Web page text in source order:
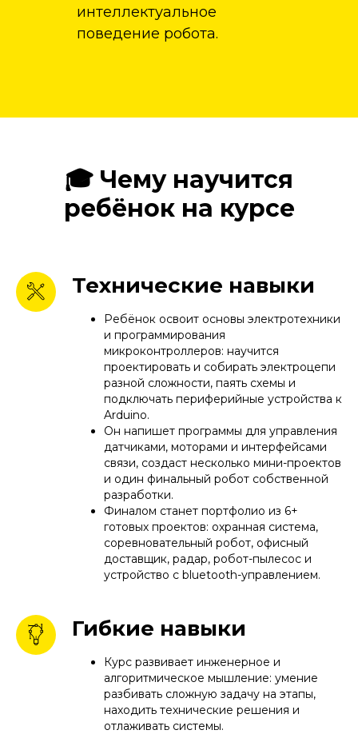
интеллектуальное
поведение робота.
🎓 Чему научится
ребёнок на курсе
Технические навыки
Ребёнок освоит основы электротехники
и программирования
микроконтроллеров: научится
проектировать и собирать электроцепи
разной сложности, паять схемы и
подключать периферийные устройства к
Arduino.
Он напишет программы для управления
датчиками, моторами и интерфейсами
связи, создаст несколько мини-проектов
и один финальный робот собственной
разработки.
Финалом станет портфолио из 6+
готовых проектов: охранная система,
соревновательный робот, офисный
доставщик, радар, робот-пылесос и
устройство с bluetooth-управлением.
Гибкие навыки
Курс развивает инженерное и
алгоритмическое мышление: умение
разбивать сложную задачу на этапы,
находить технические решения и
отлаживать системы.